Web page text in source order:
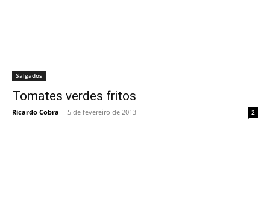
Salgados
Tomates verdes fritos
Ricardo Cobra - 5 de fevereiro de 2013 2